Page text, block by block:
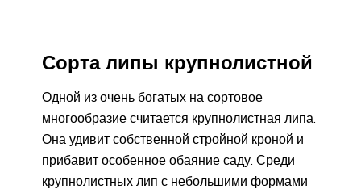
Сорта липы крупнолистной
Одной из очень богатых на сортовое
многообразие считается крупнолистная липа.
Она удивит собственной стройной кроной и
прибавит особенное обаяние саду. Среди
крупнолистных лип с небольшими формами